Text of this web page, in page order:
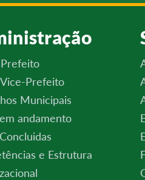
Prefeito
Municipais
andamento
e Estrutura